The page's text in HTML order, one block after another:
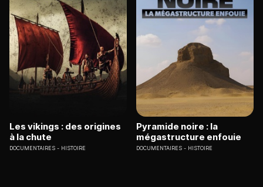
Les vikings : des origines
à la chute
DOCUMENTAIRES HISTOIRE
Pyramide noire : la
mégastructure enfouie
DOCUMENTAIRES HISTOIRE